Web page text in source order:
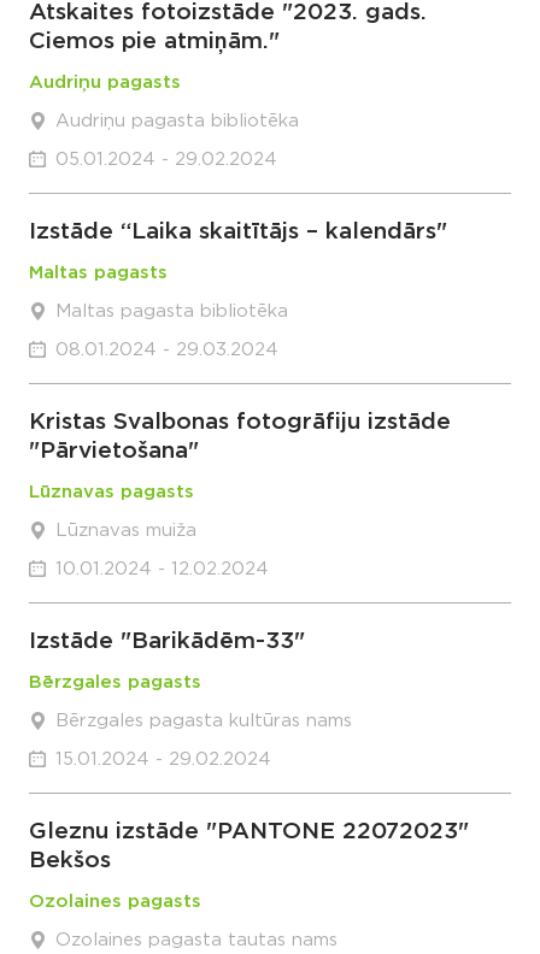
Atskaites fotoizstāde "2023. gads.
Ciemos pie atmiņām."
Audriņu pagasts
Audriņu pagasta bibliotēka
05.01.2024 - 29.02.2024
Izstāde “Laika skaitītājs – kalendārs"
Maltas pagasts
Maltas pagasta bibliotēka
08.01.2024 - 29.03.2024
Kristas Svalbonas fotogrāfiju izstāde
"Pārvietošana"
Lūznavas pagasts
Lūznavas muiža
10.01.2024 - 12.02.2024
Izstāde "Barikādēm-33"
Bērzgales pagasts
Bērzgales pagasta kultūras nams
15.01.2024 - 29.02.2024
Gleznu izstāde "PANTONE 22072023"
Bekšos
Ozolaines pagasts
Ozolaines pagasta tautas nams